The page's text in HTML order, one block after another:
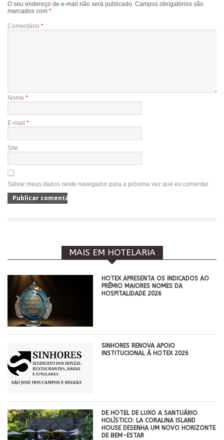
O seu endereço de e-mail não será publicado. Campos obrigatórios são
marcados com *
Comentário *
Nome *
E-mail *
Site
Salvar meus dados neste navegador para a próxima vez que eu comentar.
MAIS EM HOTELARIA
HOTEX APRESENTA OS INDICADOS AO
PRÊMIO MAIORES NOMES DA
HOSPITALIDADE 2026
SINHORES RENOVA APOIO
INSTITUCIONAL À HOTEX 2026
DE HOTEL DE LUXO A SANTUÁRIO
HOLÍSTICO: LA CORALINA ISLAND
HOUSE DESENHA UM NOVO HORIZONTE
DE BEM-ESTAR